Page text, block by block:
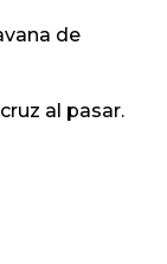
de
al pasar.